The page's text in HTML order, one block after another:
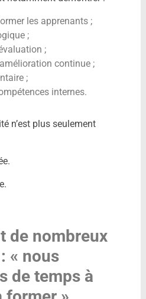
les apprenants ;
;
;
continue ;
;
internes.
n’est plus seulement
de nombreux
« nous
de temps à